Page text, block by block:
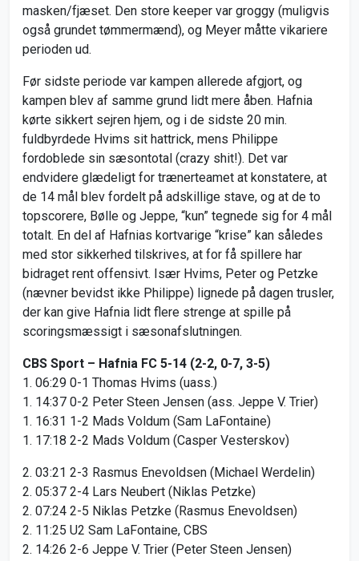
masken/fjæset. Den store keeper var groggy (muligvis
også grundet tømmermænd), og Meyer måtte vikariere
perioden ud.
Før sidste periode var kampen allerede afgjort, og
kampen blev af samme grund lidt mere åben. Hafnia
kørte sikkert sejren hjem, og i de sidste 20 min.
fuldbyrdede Hvims sit hattrick, mens Philippe
fordoblede sin sæsontotal (crazy shit!). Det var
endvidere glædeligt for trænerteamet at konstatere, at
de 14 mål blev fordelt på adskillige stave, og at de to
topscorere, Bølle og Jeppe, “kun” tegnede sig for 4 mål
totalt. En del af Hafnias kortvarige “krise” kan således
med stor sikkerhed tilskrives, at for få spillere har
bidraget rent offensivt. Især Hvims, Peter og Petzke
(nævner bevidst ikke Philippe) lignede på dagen trusler,
der kan give Hafnia lidt flere strenge at spille på
scoringsmæssigt i sæsonafslutningen.
CBS Sport – Hafnia FC 5-14 (2-2, 0-7, 3-5)
1. 06:29 0-1 Thomas Hvims (uass.)
1. 14:37 0-2 Peter Steen Jensen (ass. Jeppe V. Trier)
1. 16:31 1-2 Mads Voldum (Sam LaFontaine)
1. 17:18 2-2 Mads Voldum (Casper Vesterskov)
2. 03:21 2-3 Rasmus Enevoldsen (Michael Werdelin)
2. 05:37 2-4 Lars Neubert (Niklas Petzke)
2. 07:24 2-5 Niklas Petzke (Rasmus Enevoldsen)
2. 11:25 U2 Sam LaFontaine, CBS
2. 14:26 2-6 Jeppe V. Trier (Peter Steen Jensen)